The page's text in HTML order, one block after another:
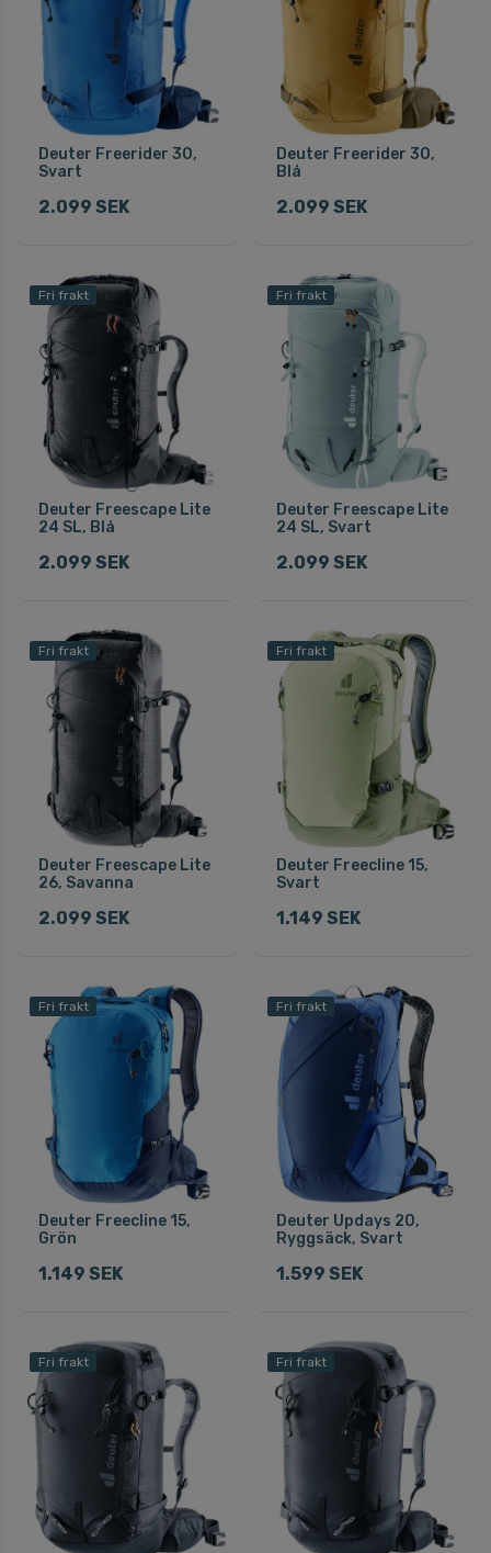
Deuter Freerider 30,
Svart
2.099 SEK
Deuter Freerider 30,
Blå
2.099 SEK
Fri frakt
Deuter Freescape Lite
24 SL, Blå
2.099 SEK
Fri frakt
Deuter Freescape Lite
24 SL, Svart
2.099 SEK
Fri frakt
Deuter Freescape Lite
26, Savanna
2.099 SEK
Fri frakt
Deuter Freecline 15,
Svart
1.149 SEK
Fri frakt
Deuter Freecline 15,
Grön
1.149 SEK
Fri frakt
Deuter Updays 20,
Ryggsäck, Svart
1.599 SEK
Fri frakt Fri frakt